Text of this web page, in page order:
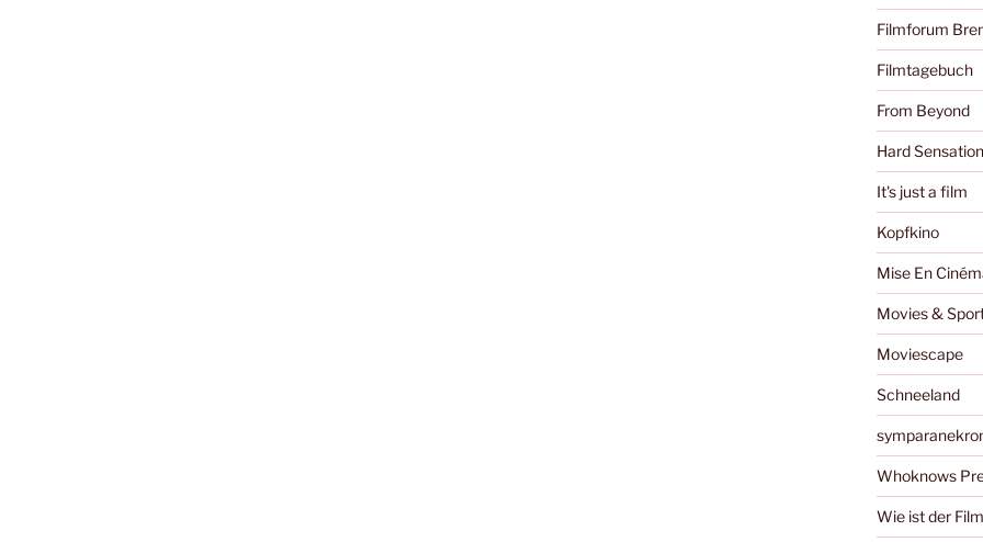
Filmforum
Filmtagebuch
From Beyond
Hard
It's just a film
Kopfkino
Mise En
Movies &
Moviescape
Schneeland
Whoknows
Wie ist der